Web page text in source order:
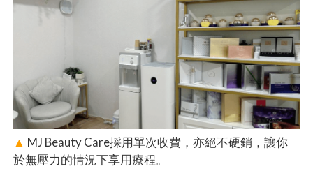
▲ MJ Beauty Care採用單次收費，亦絕不硬銷，讓你
於無壓力的情況下享用療程。